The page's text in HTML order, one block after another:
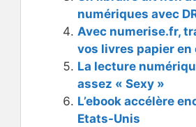
numériques avec
Avec numerise.fr,
vos livres papier en
La lecture
assez « Sexy »
L’ebook accélère
Etats-Unis